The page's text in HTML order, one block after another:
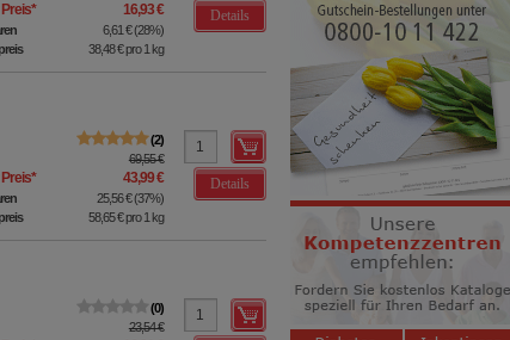
* 16,93 €
6,61 €(28%)
38,48 €pro 1 kg
Details
2
69,55 €
* 43,99 €
25,56 €(37%)
58,65 €pro 1 kg
Details
0
23,54 €